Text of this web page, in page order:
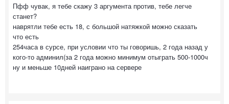
Пфф чувак, я тебе скажу 3 аргумента против, тебе легче
станет?
наврятли тебе есть 18, с большой натяжкой можно сказать
что есть
254часа в сурсе, при условии что ты говоришь, 2 года назад у
кого-то админил(за 2 года можно минимум отыграть 500-1000ч
ну и меньше 10дней наиграно на сервере